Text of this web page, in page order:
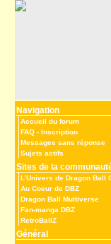
Navigation
Accueil du forum
FAQ - Inscription
Messages sans réponse
Sujets actifs
Sites de la
L’Univers de Dragon Ball
Au Coeur de DBZ
Dragon Ball Multiverse
Fan-manga DBZ
RetroBallZ
Général